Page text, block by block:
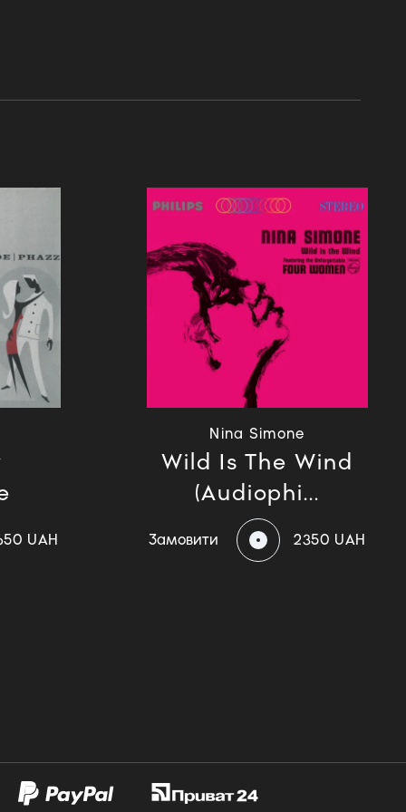
UAH
Nina Simone
Wild Is The Wind
(Audiophi...
Замовити 2350 UAH